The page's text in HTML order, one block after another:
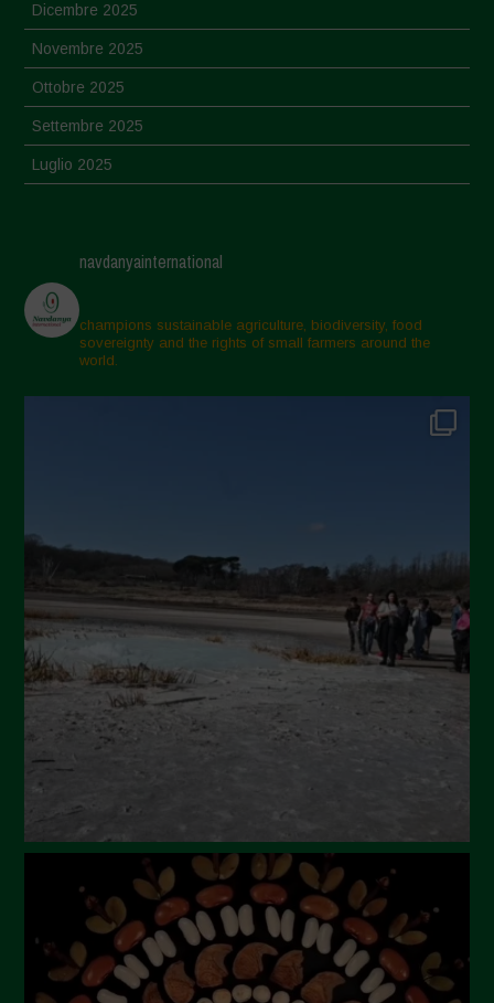
Dicembre 2025
Novembre 2025
Ottobre 2025
Settembre 2025
Luglio 2025
Aprile 2025
Marzo 2025
Febbraio 2025
Gennaio 2025
Settembre 2024
Luglio 2024
Maggio 2024
Aprile 2024
Marzo 2024
Febbraio 2024
Ottobre 2023
Settembre 2023
Agosto 2023
navdanyainternational
champions sustainable agriculture, biodiversity, food
sovereignty and the rights of small farmers around the
world.